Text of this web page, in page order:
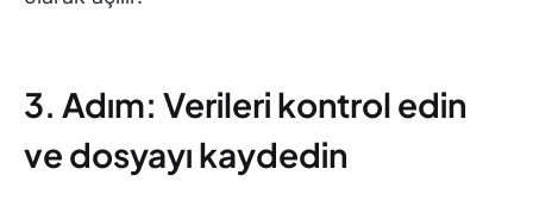
3. Adım: Verileri kontrol edin
ve dosyayı kaydedin